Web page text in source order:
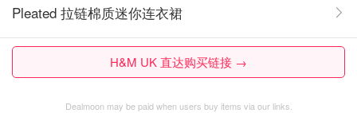
Pleated 拉链棉质迷你连衣裙
H&M UK 直达购买链接 →
Dealmoon may be paid when users buy items via our links.